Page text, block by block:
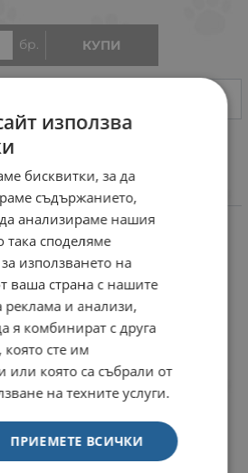
бр. КУПИ
6 x 400 г
на изгодна цена
на базата на 3 оценки
е пълноценна
използва
бисквитки, за да
съдържанието,
анализираме нашия
споделяме
използването на
ваша страна с нашите
реклама и анализи,
я комбинират с друга
сте им
или която са събрали от
на техните услуги.
ПРИЕМЕТЕ ВСИЧКИ